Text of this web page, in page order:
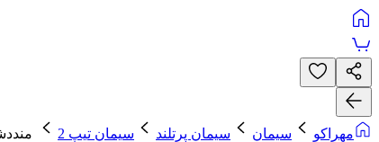
مهراکو سیمان سیمان پرتلند سیمان تیپ 2